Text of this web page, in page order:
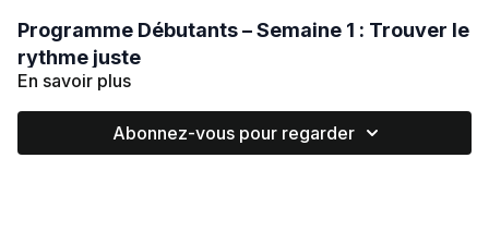
Programme Débutants – Semaine 1 : Trouver le
rythme juste
Cette première semaine pose les bases de la pratique. Elle
s’appuie sur unmouvement simple, accessible à tous, qui
inclut néanmoins unléger déplacement. Ce travail, à la fois
doux et progressif, permet de commencer à relier lehaut et
En savoir plus
Abonnez-vous pour regarder